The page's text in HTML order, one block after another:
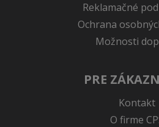
Reklamačné
Ochrana
Možnosti
PRE
Kontakt
O firme